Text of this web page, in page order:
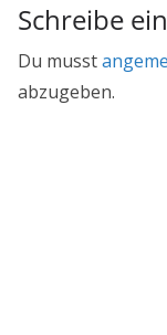
Schreibe
Du musst
abzugeben.